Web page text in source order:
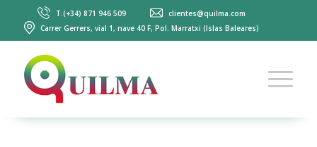
T.(+34) 871 946 509
clientes@quilma.com
Carrer Gerrers, vial 1, nave 40 F, Pol. Marratxi (Islas Baleares)